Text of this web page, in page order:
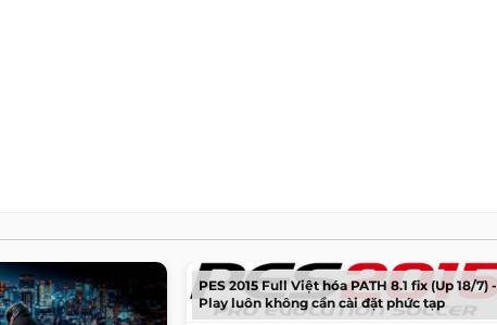
PES 2015 Full Việt hóa PATH 8.1 fix (Up 18/7) -
Play luôn không cần cài đặt phức tạp